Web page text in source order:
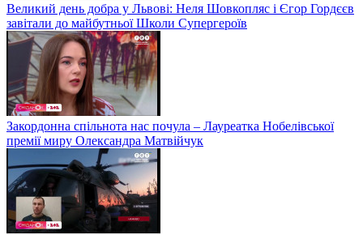
Великий день добра у Львові: Неля Шовкопляс і Єгор Гордєєв
завітали до майбутньої Школи Супергероїв
Закордонна спільнота нас почула – Лауреатка Нобелівської
премії миру Олександра Матвійчук